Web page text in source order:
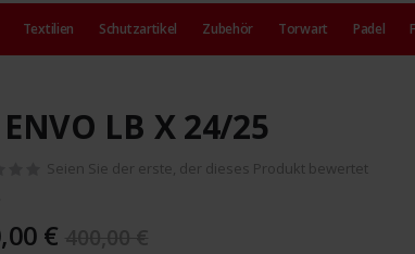
Textilien Schutzartikel Zubehör Torwart Padel
LB X 24/25
Seien Sie der erste, der dieses Produkt bewertet
€